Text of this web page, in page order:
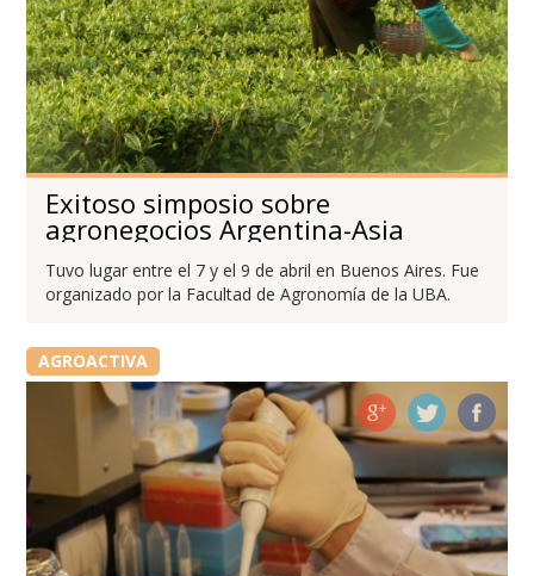
Exitoso simposio sobre
agronegocios Argentina-Asia
Tuvo lugar entre el 7 y el 9 de abril en Buenos Aires. Fue
organizado por la Facultad de Agronomía de la UBA.
AGROACTIVA